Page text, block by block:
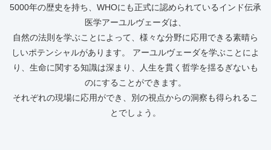
5000年の歴史を持ち、WHOにも正式に認められているインド伝承
医学アーユルヴェーダは、
自然の法則を学ぶことによって、様々な分野に応用できる素晴ら
しいポテンシャルがあります。 アーユルヴェーダを学ぶことによ
り、生命に関する知識は深まり、人生を貫く哲学を揺るぎないも
のにすることができます。
それぞれの現場に応用ができ、別の視点からの洞察も得られるこ
とでしょう。